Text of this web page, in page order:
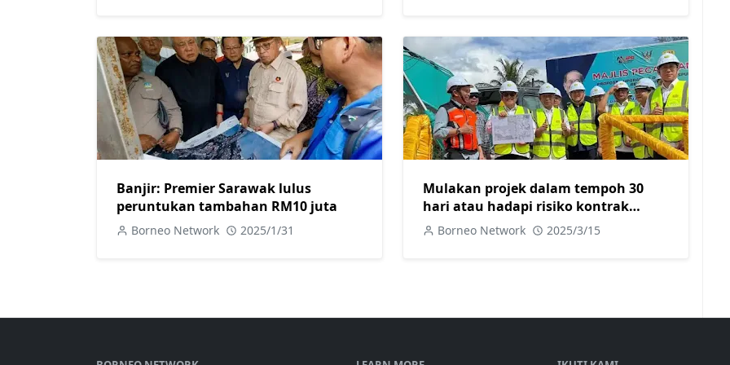
Banjir: Premier Sarawak lulus
peruntukan tambahan RM10 juta
Borneo Network 2025/1/31
Mulakan projek dalam tempoh 30
hari atau hadapi risiko kontrak
ditamatkan
Borneo Network 2025/3/15